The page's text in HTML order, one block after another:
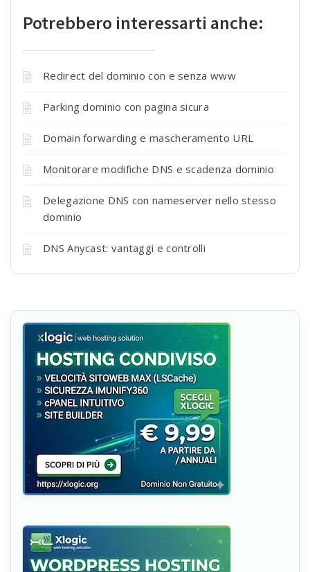
Potrebbero interessarti anche:
Redirect del dominio con e senza www
Parking dominio con pagina sicura
Domain forwarding e mascheramento URL
Monitorare modifiche DNS e scadenza dominio
Delegazione DNS con nameserver nello stesso
dominio
DNS Anycast: vantaggi e controlli